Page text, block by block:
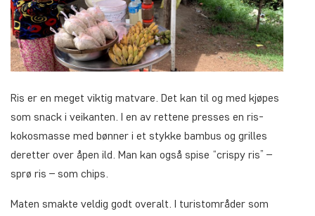
Ris er en meget viktig matvare. Det kan til og med kjøpes
som snack i veikanten. I en av rettene presses en ris-
kokosmasse med bønner i et stykke bambus og grilles
deretter over åpen ild. Man kan også spise “crispy ris” –
sprø ris – som chips.
Maten smakte veldig godt overalt. I turistområder som